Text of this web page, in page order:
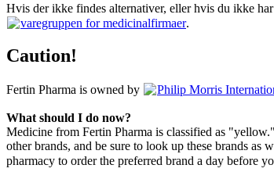
Hvis der ikke findes alternativer, eller hvis du ikke
varegruppen for medicinalfirmaer.
Caution!
Fertin Pharma is owned by Philip Morris
What should I do now?
Medicine from Fertin Pharma is classified as
other brands, and be sure to look up these brands
pharmacy to order the preferred brand a day before